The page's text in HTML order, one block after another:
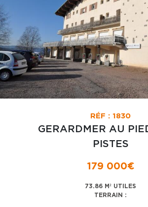
RÉF : 1830
GERARDMER AU
PISTES
179 000€
73.86 M² UTILES
TERRAIN :